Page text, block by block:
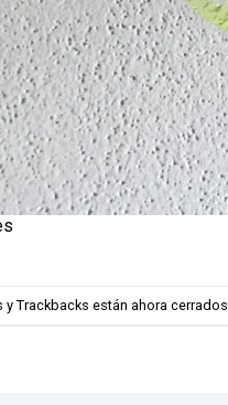
y Trackbacks están ahora cerrados.